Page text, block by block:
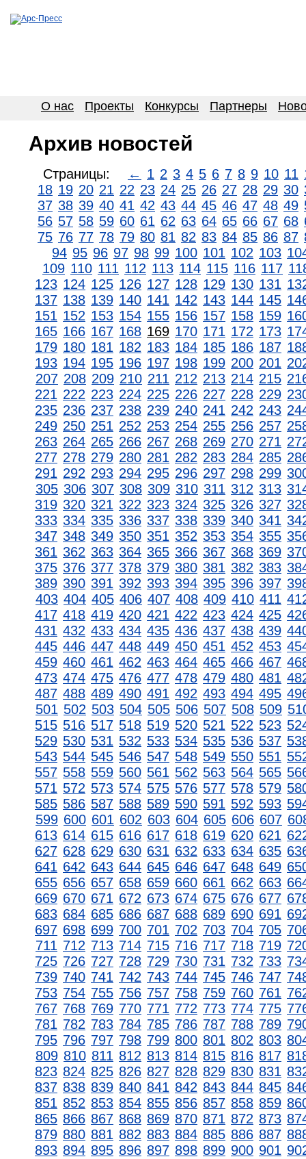
О нас Проекты Конкурсы Партнеры
Архив новостей
Страницы: ← 1 2 3 4 5 6 7 8 9 10 11
18 19 20 21 22 23 24 25 26 27 28 29 30
37 38 39 40 41 42 43 44 45 46 47 48 49
56 57 58 59 60 61 62 63 64 65 66 67 68
75 76 77 78 79 80 81 82 83 84 85 86 87
94 95 96 97 98 99 100 101 102 103
109 110 111 112 113 114 115 116 117
123 124 125 126 127 128 129 130 131
137 138 139 140 141 142 143 144 145
151 152 153 154 155 156 157 158 159
165 166 167 168 169 170 171 172 173
179 180 181 182 183 184 185 186 187
193 194 195 196 197 198 199 200 201
207 208 209 210 211 212 213 214 215
221 222 223 224 225 226 227 228 229
235 236 237 238 239 240 241 242 243
249 250 251 252 253 254 255 256 257
263 264 265 266 267 268 269 270 271
277 278 279 280 281 282 283 284 285
291 292 293 294 295 296 297 298 299
305 306 307 308 309 310 311 312 313
319 320 321 322 323 324 325 326 327
333 334 335 336 337 338 339 340 341
347 348 349 350 351 352 353 354 355
361 362 363 364 365 366 367 368 369
375 376 377 378 379 380 381 382 383
389 390 391 392 393 394 395 396 397
403 404 405 406 407 408 409 410 411
417 418 419 420 421 422 423 424 425
431 432 433 434 435 436 437 438 439
445 446 447 448 449 450 451 452 453
459 460 461 462 463 464 465 466 467
473 474 475 476 477 478 479 480 481
487 488 489 490 491 492 493 494 495
501 502 503 504 505 506 507 508 509
515 516 517 518 519 520 521 522 523
529 530 531 532 533 534 535 536 537
543 544 545 546 547 548 549 550 551
557 558 559 560 561 562 563 564 565
571 572 573 574 575 576 577 578 579
585 586 587 588 589 590 591 592 593
599 600 601 602 603 604 605 606 607
613 614 615 616 617 618 619 620 621
627 628 629 630 631 632 633 634 635
641 642 643 644 645 646 647 648 649
655 656 657 658 659 660 661 662 663
669 670 671 672 673 674 675 676 677
683 684 685 686 687 688 689 690 691
697 698 699 700 701 702 703 704 705
711 712 713 714 715 716 717 718 719
725 726 727 728 729 730 731 732 733
739 740 741 742 743 744 745 746 747
753 754 755 756 757 758 759 760 761
767 768 769 770 771 772 773 774 775
781 782 783 784 785 786 787 788 789
795 796 797 798 799 800 801 802 803
809 810 811 812 813 814 815 816 817
823 824 825 826 827 828 829 830 831
837 838 839 840 841 842 843 844 845
851 852 853 854 855 856 857 858 859
865 866 867 868 869 870 871 872 873
879 880 881 882 883 884 885 886 887
893 894 895 896 897 898 899 900 901